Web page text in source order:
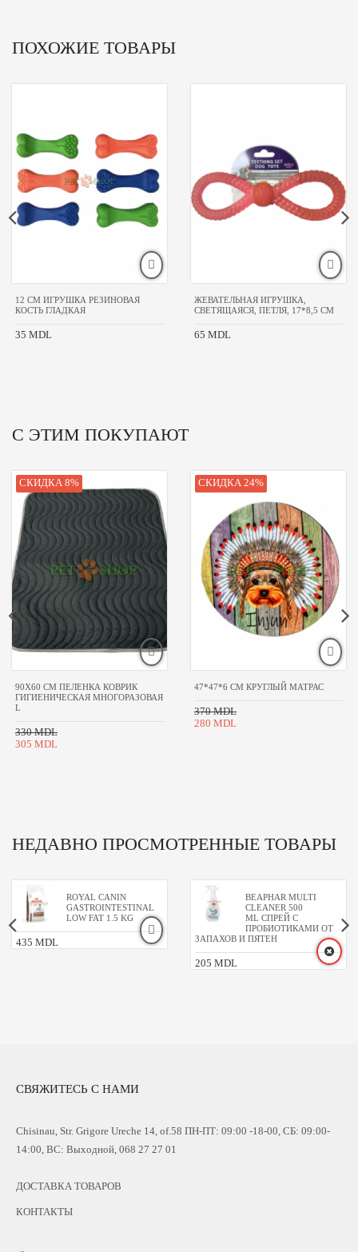
ПОХОЖИЕ ТОВАРЫ
12 CM ИГРУШКА РЕЗИНОВАЯ
КОСТЬ ГЛАДКАЯ
35 MDL
ЖЕВАТЕЛЬНАЯ ИГРУШКА,
СВЕТЯЩАЯСЯ, ПЕТЛЯ, 17*8,5 СМ
65 MDL
С ЭТИМ ПОКУПАЮТ
СКИДКА 8%
90Х60 CM ПЕЛЕНКА КОВРИК
ГИГИЕНИЧЕСКАЯ МНОГОРАЗОВАЯ
L
330 MDL
305 MDL
СКИДКА 24%
47*47*6 CM КРУГЛЫЙ МАТРАС
370 MDL
280 MDL
НЕДАВНО ПРОСМОТРЕННЫЕ ТОВАРЫ
ROYAL CANIN
GASTROINTESTINAL
LOW FAT 1.5 KG
435 MDL
BEAPHAR MULTI
CLEANER 500
ML СПРЕЙ С
ПРОБИОТИКАМИ ОТ
ЗАПАХОВ И ПЯТЕН
205 MDL
СВЯЖИТЕСЬ С НАМИ
Chisinau, Str. Grigore Ureche 14, of.58 ПН-ПТ: 09:00 -18-00, СБ: 09:00-
14:00, ВС: Выходной, 068 27 27 01
ДОСТАВКА ТОВАРОВ
КОНТАКТЫ